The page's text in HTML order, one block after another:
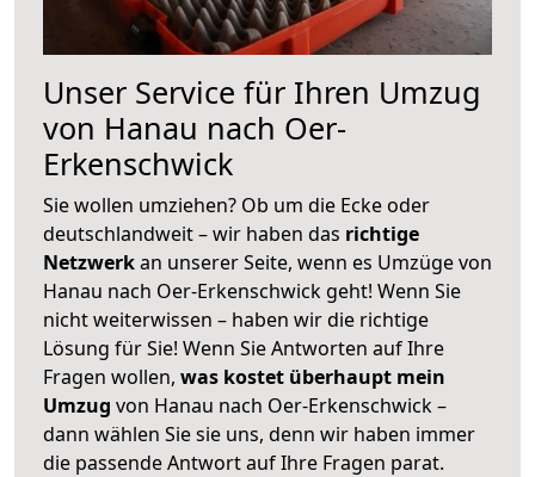
Unser Service für Ihren Umzug
von Hanau nach Oer-
Erkenschwick
Sie wollen umziehen? Ob um die Ecke oder
deutschlandweit – wir haben das richtige
Netzwerkan unserer Seite, wenn es Umzüge von
Hanau nach Oer-Erkenschwick geht! Wenn Sie
nicht weiterwissen – haben wir die richtige
Lösung für Sie! Wenn Sie Antworten auf Ihre
Fragen wollen, was kostet überhaupt mein
Umzug von Hanau nach Oer-Erkenschwick –
dann wählen Sie sie uns, denn wir haben immer
die passende Antwort auf Ihre Fragen parat.